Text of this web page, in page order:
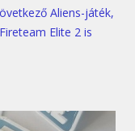
Aliens-játék,
Elite 2 is